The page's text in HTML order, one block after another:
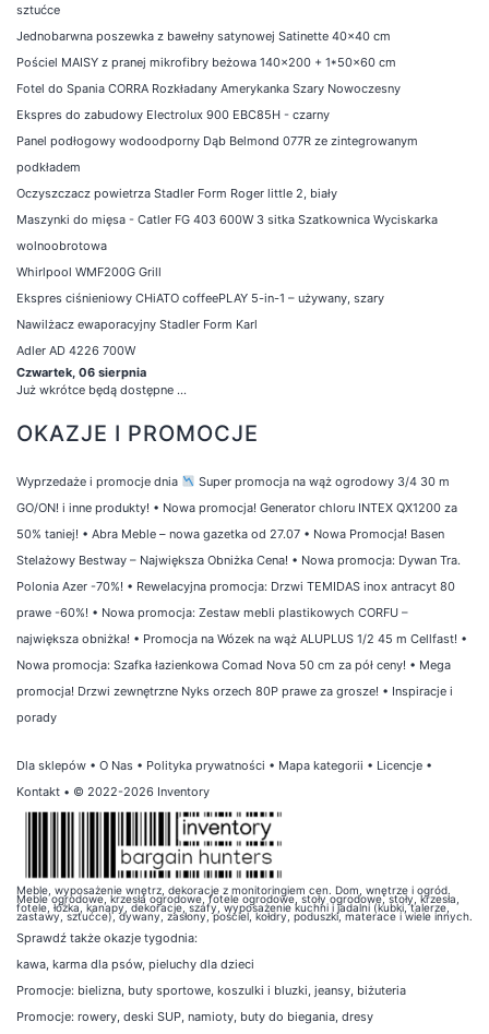
sztućce
Jednobarwna poszewka z bawełny satynowej Satinette 40x40 cm
Pościel MAISY z pranej mikrofibry beżowa 140x200 + 1*50x60 cm
Fotel do Spania CORRA Rozkładany Amerykanka Szary Nowoczesny
Ekspres do zabudowy Electrolux 900 EBC85H - czarny
Panel podłogowy wodoodporny Dąb Belmond 077R ze zintegrowanym
podkładem
Oczyszczacz powietrza Stadler Form Roger little 2, biały
Maszynki do mięsa - Catler FG 403 600W 3 sitka Szatkownica Wyciskarka
wolnoobrotowa
Whirlpool WMF200G Grill
Ekspres ciśnieniowy CHiATO coffeePLAY 5-in-1 – używany, szary
Nawilżacz ewaporacyjny Stadler Form Karl
Adler AD 4226 700W
Czwartek, 06 sierpnia
Już wkrótce będą dostępne ...
OKAZJE I PROMOCJE
Wyprzedaże i promocje dnia
Super promocja na wąż ogrodowy 3/4 30 m
GO/ON! i inne produkty! • Nowa promocja! Generator chloru INTEX QX1200 za
50% taniej! • Abra Meble – nowa gazetka od 27.07 • Nowa Promocja! Basen
Stelażowy Bestway – Największa Obniżka Cena! • Nowa promocja: Dywan Tra.
Polonia Azer -70%! • Rewelacyjna promocja: Drzwi TEMIDAS inox antracyt 80
prawe -60%! • Nowa promocja: Zestaw mebli plastikowych CORFU –
największa obniżka! • Promocja na Wózek na wąż ALUPLUS 1/2 45 m Cellfast! •
Nowa promocja: Szafka łazienkowa Comad Nova 50 cm za pół ceny! • Mega
promocja! Drzwi zewnętrzne Nyks orzech 80P prawe za grosze! • Inspiracje i
porady
Dla sklepów • O Nas • Polityka prywatności • Mapa kategorii • Licencje •
Kontakt • © 2022-2026 Inventory
Meble, wyposażenie wnętrz, dekoracje z monitoringiem cen. Dom, wnętrze i ogród.
Meble ogrodowe, krzesła ogrodowe, fotele ogrodowe, stoły ogrodowe, stoły, krzesła,
fotele, łóżka, kanapy, dekoracje, szafy, wyposażenie kuchni i jadalni (kubki, talerze,
zastawy, sztućce), dywany, zasłony, pościel, kołdry, poduszki, materace i wiele innych.
Sprawdź także okazje tygodnia:
kawa, karma dla psów, pieluchy dla dzieci
Promocje: bielizna, buty sportowe, koszulki i bluzki, jeansy, biżuteria
Promocje: rowery, deski SUP, namioty, buty do biegania, dresy